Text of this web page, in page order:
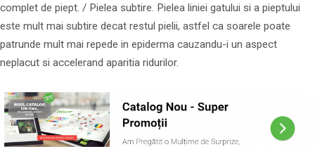
complet de piept. / Pielea subtire. Pielea liniei gatului si a pieptului
este mult mai subtire decat restul pielii, astfel ca soarele poate
patrunde mult mai repede in epiderma cauzandu-i un aspect
neplacut si accelerand aparitia ridurilor.